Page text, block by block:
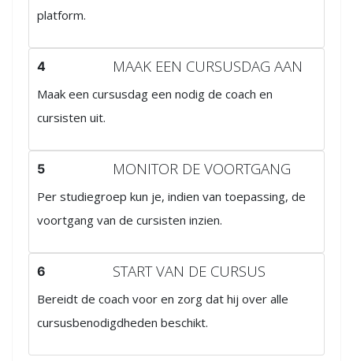
platform.
4 MAAK EEN CURSUSDAG AAN
Maak een cursusdag een nodig de coach en
cursisten uit.
5 MONITOR DE VOORTGANG
Per studiegroep kun je, indien van toepassing, de
voortgang van de cursisten inzien.
6 START VAN DE CURSUS
Bereidt de coach voor en zorg dat hij over alle
cursusbenodigdheden beschikt.